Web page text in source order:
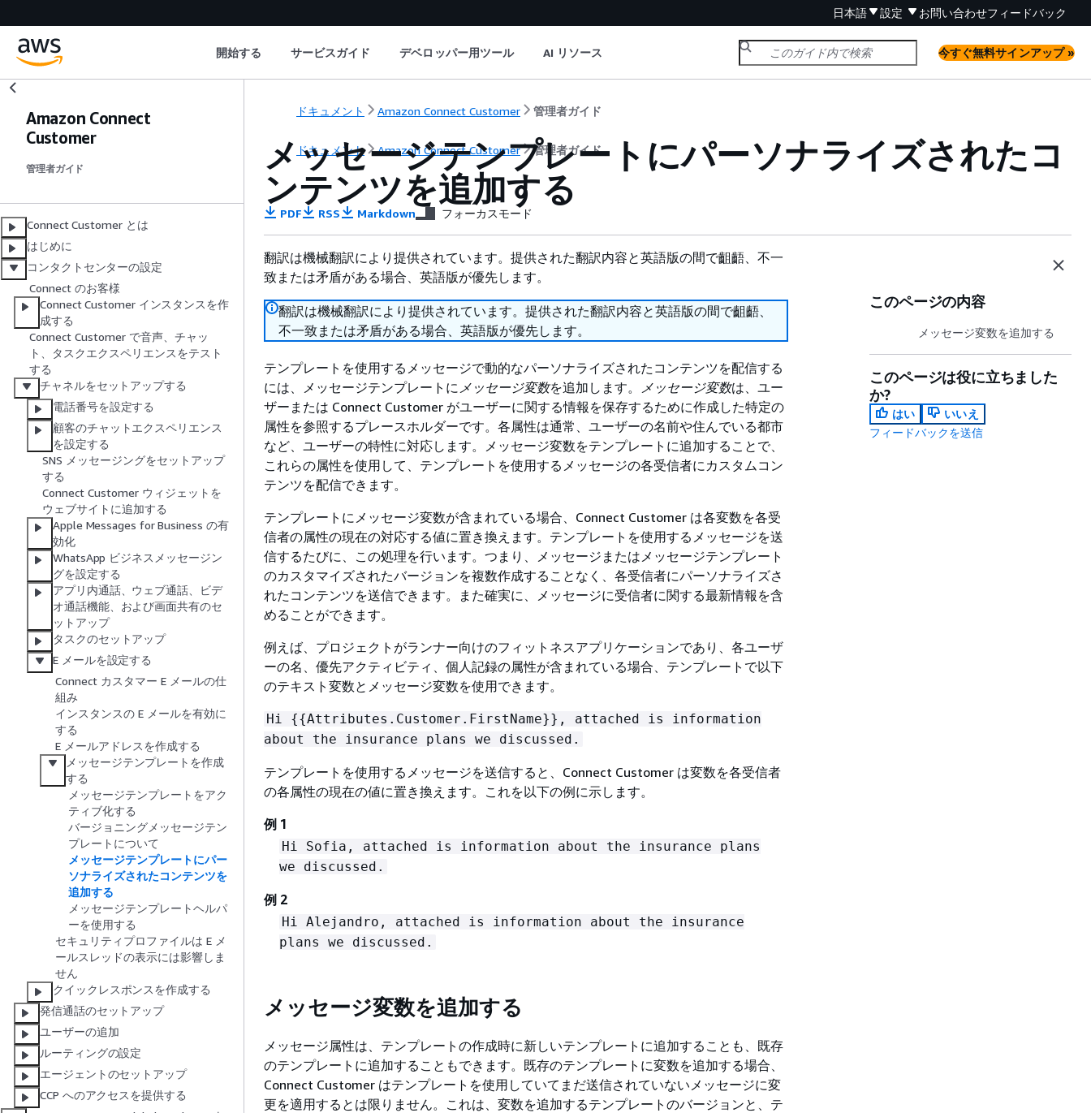
日本語 設定 お問い合わせフィードバック
開始する サービスガイド デベロッパー用ツール AI リソース 今すぐ無料サインアップ »
Amazon Connect
Customer
管理者ガイド
Connect Customer とは
はじめに
コンタクトセンターの設定
Connect のお客様
Connect Customer インスタンスを作
成する
Connect Customer で音声、チャッ
ト、タスクエクスペリエンスをテスト
する
チャネルをセットアップする
電話番号を設定する
顧客のチャットエクスペリエンス
を設定する
SNS メッセージングをセットアップ
する
Connect Customer ウィジェットを
ウェブサイトに追加する
Apple Messages for Business の有
効化
WhatsApp ビジネスメッセージン
グを設定する
アプリ内通話、ウェブ通話、ビデ
オ通話機能、および画面共有のセ
ットアップ
タスクのセットアップ
E メールを設定する
Connect カスタマー E メールの仕
組み
インスタンスの E メールを有効に
する
E メールアドレスを作成する
メッセージテンプレートを作成
する
メッセージテンプレートをアク
ティブ化する
バージョニングメッセージテン
プレートについて
メッセージテンプレートにパー
ソナライズされたコンテンツを
追加する
メッセージテンプレートヘルパ
ーを使用する
セキュリティプロファイルは E メ
ールスレッドの表示には影響しま
せん
クイックレスポンスを作成する
発信通話のセットアップ
ユーザーの追加
ルーティングの設定
エージェントのセットアップ
CCP へのアクセスを提供する
ドキュメント Amazon Connect Customer 管理者ガイド
ドキュメント Amazon Connect Customer 管理者ガイド
メッセージテンプレートにパーソナライズされたコ
ンテンツを追加する
PDF RSS Markdown フォーカスモード
翻訳は機械翻訳により提供されています。提供された翻訳内容と英語版の間で齟齬、不一
致または矛盾がある場合、英語版が優先します。
翻訳は機械翻訳により提供されています。提供された翻訳内容と英語版の間で齟齬、
不一致または矛盾がある場合、英語版が優先します。
テンプレートを使用するメッセージで動的なパーソナライズされたコンテンツを配信する
には、メッセージテンプレートにメッセージ変数を追加します。 メッセージ変数は、ユー
ザーまたは Connect Customer がユーザーに関する情報を保存するために作成した特定の
属性を参照するプレースホルダーです。各属性は通常、ユーザーの名前や住んでいる都市
など、ユーザーの特性に対応します。メッセージ変数をテンプレートに追加することで、
これらの属性を使用して、テンプレートを使用するメッセージの各受信者にカスタムコン
テンツを配信できます。
テンプレートにメッセージ変数が含まれている場合、Connect Customer は各変数を各受
信者の属性の現在の対応する値に置き換えます。テンプレートを使用するメッセージを送
信するたびに、この処理を行います。つまり、メッセージまたはメッセージテンプレート
のカスタマイズされたバージョンを複数作成することなく、各受信者にパーソナライズさ
れたコンテンツを送信できます。また確実に、メッセージに受信者に関する最新情報を含
めることができます。
例えば、プロジェクトがランナー向けのフィットネスアプリケーションであり、各ユーザ
ーの名、優先アクティビティ、個人記録の属性が含まれている場合、テンプレートで以下
のテキスト変数とメッセージ変数を使用できます。
Hi {{Attributes.Customer.FirstName}}, attached is information
about the insurance plans we discussed.
テンプレートを使用するメッセージを送信すると、Connect Customer は変数を各受信者
の各属性の現在の値に置き換えます。これを以下の例に示します。
例 1
Hi Sofia, attached is information about the insurance plans
we discussed.
例 2
Hi Alejandro, attached is information about the insurance
plans we discussed.
メッセージ変数を追加する
メッセージ属性は、テンプレートの作成時に新しいテンプレートに追加することも、既存
のテンプレートに追加することもできます。既存のテンプレートに変数を追加する場合、
Connect Customer はテンプレートを使用していてまだ送信されていないメッセージに変
更を適用するとは限りません。これは、変数を追加するテンプレートのバージョンと、テ
このページの内容
メッセージ変数を追加する
このページは役に立ちました
か?
はい
いいえ
フィードバックを送信